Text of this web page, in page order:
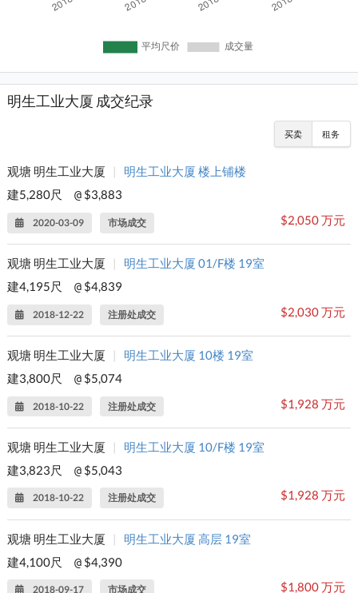
明生工业大厦 成交纪录
买卖 租务
观塘 明生工业大厦 |
明生工业大厦 楼上铺楼
建5,280尺
@ $3,883
2020-03-09 市场成交 $2,050 万元
观塘 明生工业大厦 |
明生工业大厦 01/F楼 19室
建4,195尺
@ $4,839
2018-12-22 注册处成交 $2,030 万元
观塘 明生工业大厦 |
明生工业大厦 10楼 19室
建3,800尺
@ $5,074
2018-10-22 注册处成交 $1,928 万元
观塘 明生工业大厦 |
明生工业大厦 10/F楼 19室
建3,823尺
@ $5,043
2018-10-22 注册处成交 $1,928 万元
观塘 明生工业大厦 |
明生工业大厦 高层 19室
建4,100尺
@ $4,390
2018-09-17 市场成交 $1,800 万元